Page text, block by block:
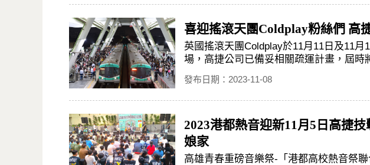
喜迎搖滾天團Coldplay粉絲們 高
英國搖滾天團Coldplay於11月11日及11
場，高捷公司已備妥相關疏運計畫，屆時
發布日期：2023-11-08
2023港都熱音迎新11月5日高捷
娘家
高雄青春重磅音樂祭-「港都高校熱音祭